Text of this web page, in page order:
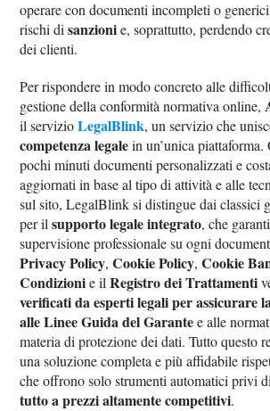
operare con documenti incompleti o
rischi disanzionie, soprattutto, perdendo
dei clienti.
Per rispondere in modo concreto alle
gestione della conformità normativa online,
il servizioLegalBlink, un servizio che
competenza legalein un’unica piattaforma.
pochi minuti documenti personalizzati e
aggiornati in base al tipo di attività e alle
sul sito, LegalBlink si distingue dai classici
per ilsupporto legale integrato, che
supervisione professionale su ogni
Privacy Policy,Cookie Policy,Cookie
Condizionie ilRegistro dei Trattamenti
verificati da esperti legali per assicurare
alle Linee Guida del Garantee alle
materia di protezione dei dati. Tutto questo
una soluzione completa e più affidabile
che offrono solo strumenti automatici privi
tutto a prezzi altamente competitivi.